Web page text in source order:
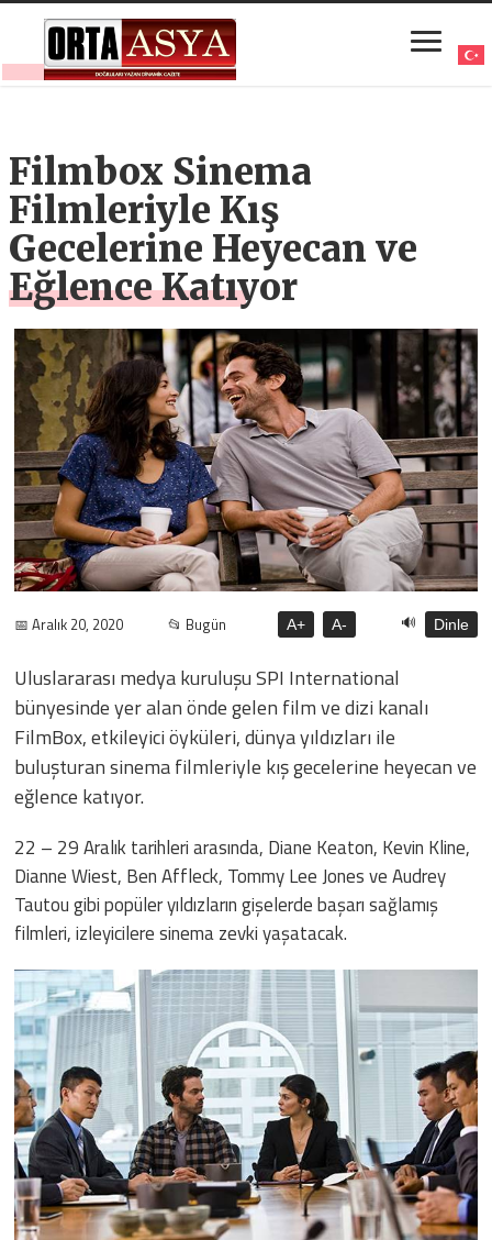
Filmbox Sinema
Filmleriyle Kış
Gecelerine Heyecan ve
Eğlence Katıyor
📅 Aralık 20, 2020 📂 Bugün A+ A- 🔊 Dinle
Uluslararası medya kuruluşu SPI International
bünyesinde yer alan önde gelen film ve dizi kanalı
FilmBox, etkileyici öyküleri, dünya yıldızları ile
buluşturan sinema filmleriyle kış gecelerine heyecan ve
eğlence katıyor.
22 – 29 Aralık tarihleri arasında, Diane Keaton, Kevin Kline,
Dianne Wiest, Ben Affleck, Tommy Lee Jones ve Audrey
Tautou gibi popüler yıldızların gişelerde başarı sağlamış
filmleri, izleyicilere sinema zevki yaşatacak.